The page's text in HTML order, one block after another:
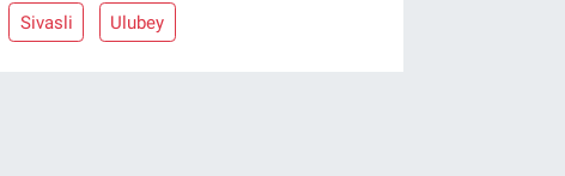
Sivasli Ulubey